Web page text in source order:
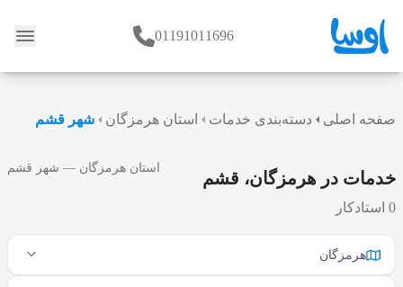
وبلاگ 01191011696
صفحه اصلی دسته‌بندی خدمات استان هرمزگان شهر قشم
خدمات در هرمزگان، قشم
0 استادکار
استان هرمزگان — شهر قشم
هرمزگان